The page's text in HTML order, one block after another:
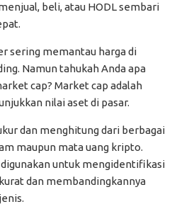
beli, atau HODL sembari
sering memantau harga di
Namun tahukah Anda apa
cap? Market cap adalah
nilai aset di pasar.
dan menghitung dari berbagai
maupun mata uang kripto.
untuk mengidentifikasi
dan membandingkannya